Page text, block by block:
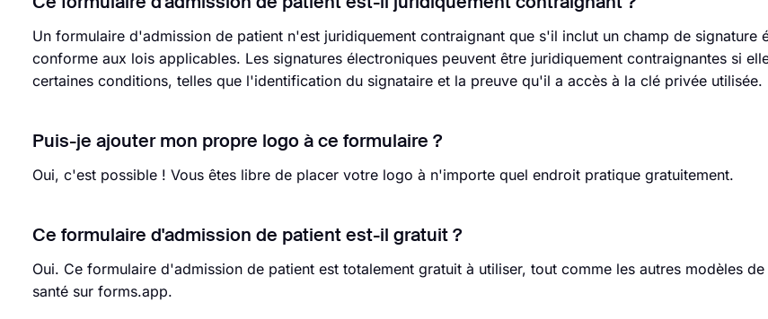
Ce formulaire d'admission de patient est-il juridiquement contraignant ?
Un formulaire d'admission de patient n'est juridiquement contraignant que s'il inclut un champ de signature
conforme aux lois applicables. Les signatures électroniques peuvent être juridiquement contraignantes si
certaines conditions, telles que l'identification du signataire et la preuve qu'il a accès à la clé privée utilisée.
Puis-je ajouter mon propre logo à ce formulaire ?
Oui, c'est possible ! Vous êtes libre de placer votre logo à n'importe quel endroit pratique gratuitement.
Ce formulaire d'admission de patient est-il gratuit ?
Oui. Ce formulaire d'admission de patient est totalement gratuit à utiliser, tout comme les autres modèles
santé sur forms.app.